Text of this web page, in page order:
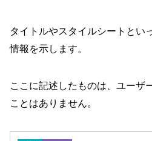
タイトルやスタイルシートとい
情報を示します。
ここに記述したものは、ユーザ
ことはありません。